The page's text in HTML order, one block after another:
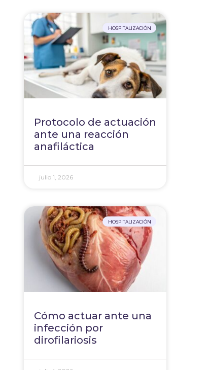
HOSPITALIZACIÓN
Protocolo de actuación
ante una reacción
anafiláctica
julio 1, 2026
HOSPITALIZACIÓN
Cómo actuar ante una
infección por
dirofilariosis